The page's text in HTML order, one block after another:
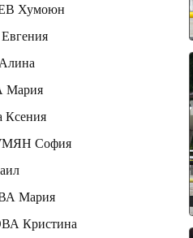
Хумоюн
Ксения
София
Мария
Кристина